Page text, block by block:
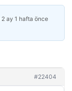
2 ay 1 hafta önce
#22404